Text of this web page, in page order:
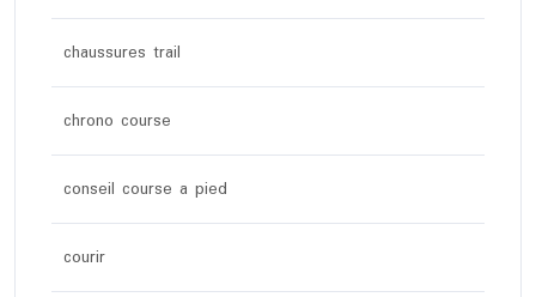
chaussures trail
chrono course
conseil course a pied
courir